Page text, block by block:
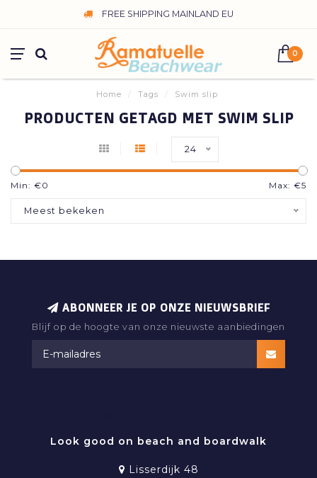
FREE SHIPPING MAINLAND EU
0
Home / Tags / Swim slip
PRODUCTEN GETAGD MET SWIM SLIP
24
Min: €0 Max: €5
Meest bekeken
ABONNEER JE OP ONZE NIEUWSBRIEF
Blijf op de hoogte van onze nieuwste aanbiedingen
Look good on beach and boardwalk
Lisserdijk 48